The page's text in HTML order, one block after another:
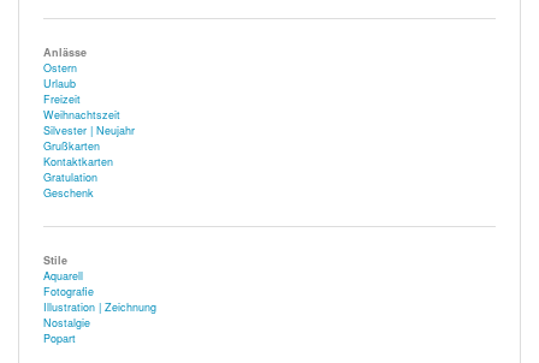
Anlässe
Ostern
Urlaub
Freizeit
Weihnachtszeit
Silvester | Neujahr
Grußkarten
Kontaktkarten
Gratulation
Geschenk
Stile
Aquarell
Fotografie
Illustration | Zeichnung
Nostalgie
Popart